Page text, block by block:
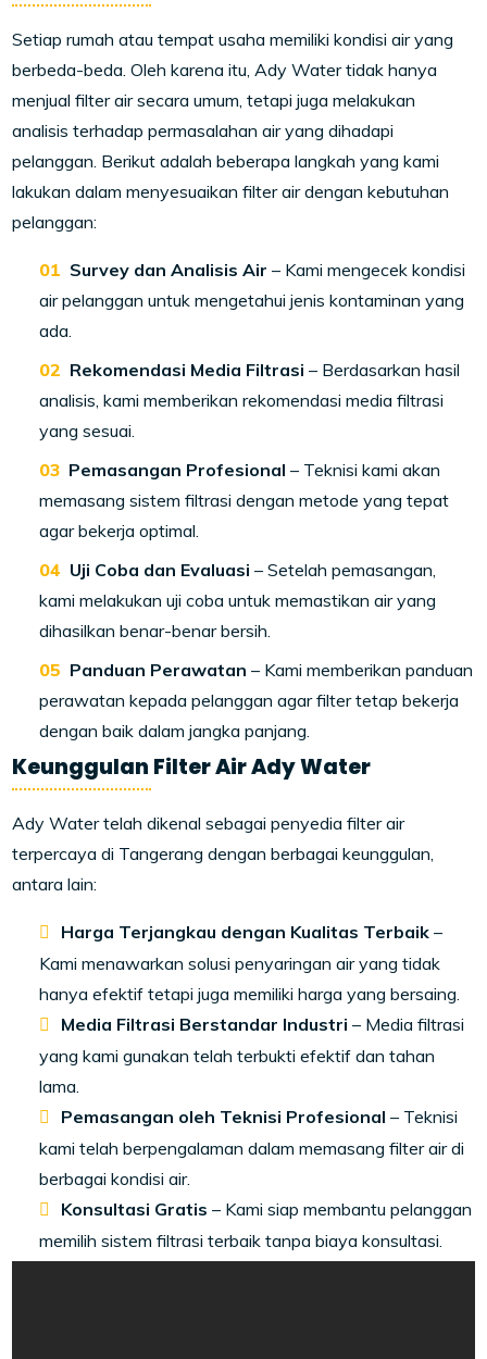
Setiap rumah atau tempat usaha memiliki kondisi air yang
berbeda-beda. Oleh karena itu, Ady Water tidak hanya
menjual filter air secara umum, tetapi juga melakukan
analisis terhadap permasalahan air yang dihadapi
pelanggan. Berikut adalah beberapa langkah yang kami
lakukan dalam menyesuaikan filter air dengan kebutuhan
pelanggan:
Survey dan Analisis Air – Kami mengecek kondisi
air pelanggan untuk mengetahui jenis kontaminan yang
ada.
Rekomendasi Media Filtrasi – Berdasarkan hasil
analisis, kami memberikan rekomendasi media filtrasi
yang sesuai.
Pemasangan Profesional – Teknisi kami akan
memasang sistem filtrasi dengan metode yang tepat
agar bekerja optimal.
Uji Coba dan Evaluasi – Setelah pemasangan,
kami melakukan uji coba untuk memastikan air yang
dihasilkan benar-benar bersih.
Panduan Perawatan – Kami memberikan panduan
perawatan kepada pelanggan agar filter tetap bekerja
dengan baik dalam jangka panjang.
Keunggulan Filter Air Ady Water
Ady Water telah dikenal sebagai penyedia filter air
terpercaya di Tangerang dengan berbagai keunggulan,
antara lain:
Harga Terjangkau dengan Kualitas Terbaik –
Kami menawarkan solusi penyaringan air yang tidak
hanya efektif tetapi juga memiliki harga yang bersaing.
Media Filtrasi Berstandar Industri – Media filtrasi
yang kami gunakan telah terbukti efektif dan tahan
lama.
Pemasangan oleh Teknisi Profesional – Teknisi
kami telah berpengalaman dalam memasang filter air di
berbagai kondisi air.
Konsultasi Gratis – Kami siap membantu pelanggan
memilih sistem filtrasi terbaik tanpa biaya konsultasi.